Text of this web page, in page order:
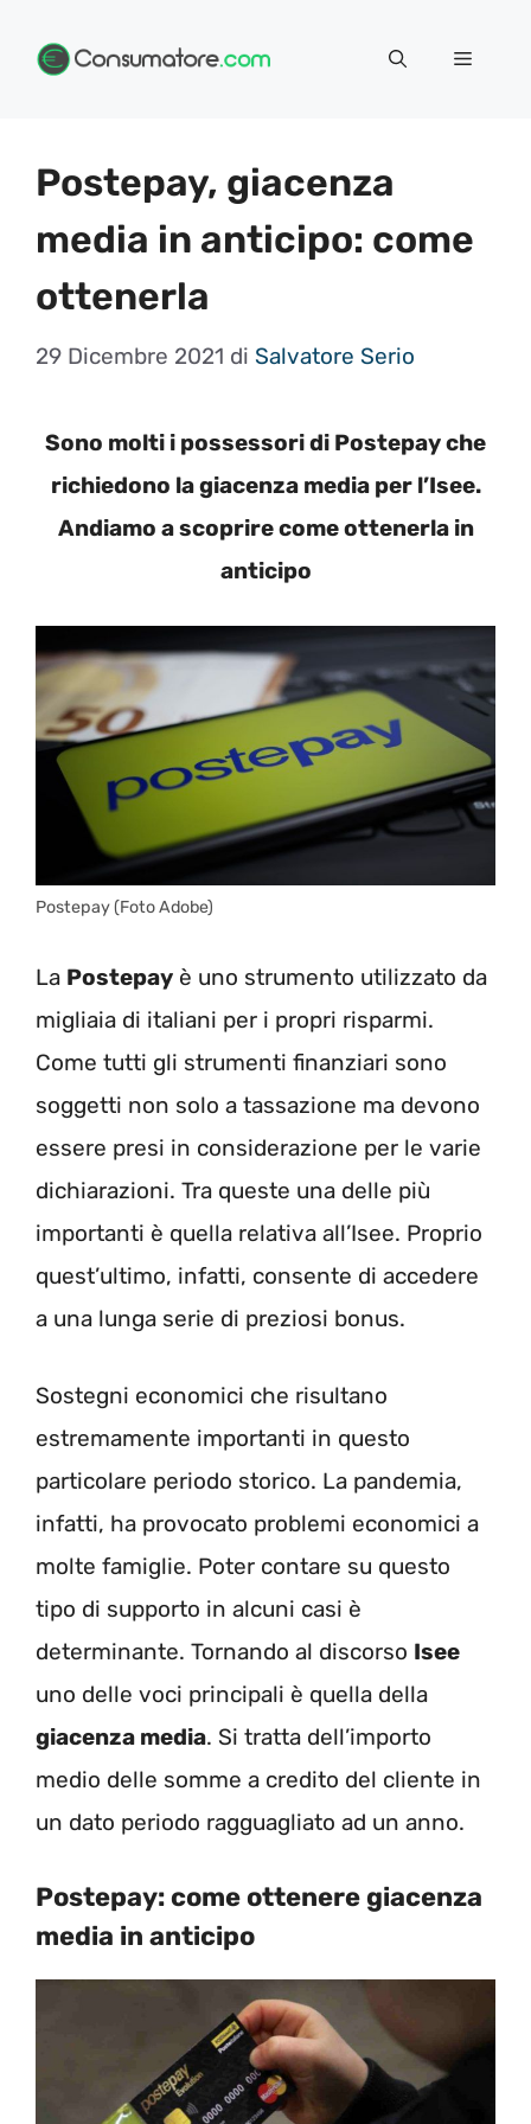
Menu
Postepay, giacenza
media in anticipo: come
ottenerla
29 Dicembre 2021 di Salvatore Serio
Sono molti i possessori di Postepay che
richiedono la giacenza media per l’Isee.
Andiamo a scoprire come ottenerla in
anticipo
Postepay (Foto Adobe)
La Postepay è uno strumento utilizzato da
migliaia di italiani per i propri risparmi.
Come tutti gli strumenti finanziari sono
soggetti non solo a tassazione ma devono
essere presi in considerazione per le varie
dichiarazioni. Tra queste una delle più
importanti è quella relativa all’Isee. Proprio
quest’ultimo, infatti, consente di accedere
a una lunga serie di preziosi bonus.
Sostegni economici che risultano
estremamente importanti in questo
particolare periodo storico. La pandemia,
infatti, ha provocato problemi economici a
molte famiglie. Poter contare su questo
tipo di supporto in alcuni casi è
determinante. Tornando al discorso Isee
uno delle voci principali è quella della
giacenza media. Si tratta dell’importo
medio delle somme a credito del cliente in
un dato periodo ragguagliato ad un anno.
Postepay: come ottenere giacenza
media in anticipo